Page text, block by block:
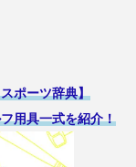
ポーツ辞典】
用具一式を紹介！